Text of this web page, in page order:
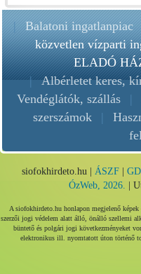
| Balatoni ingatlanpiac
közvetlen vízparti
ELADÓ
| Albérletet keres,
Vendéglátók, szállás
|
szerszámok
|
siofokhirdeto.hu | ÁSZF|
ÓzWeb, 2026.
|
A siofokhirdeto.hu honlapon megjelenő
szerzői jogi védelem alatt álló, önálló szellemi
büntető és polgári jogi következményeket
elektronikus ill. nyomtatott úton történő